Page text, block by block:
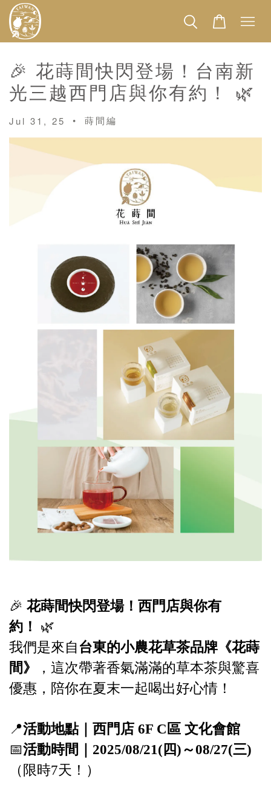
🎉 花蒔間快閃登場！台南新
光三越西門店與你有約！ 🌿
Jul 31, 25 • 蒔間編
🎉 花蒔間快閃登場！西門店與你有
約！
🌿
我們是來自 台東的小農花草茶品牌《花蒔
間》
，這次帶著香氣滿滿的草本茶與驚喜
優惠，陪你在夏末一起喝出好心情！
📍活動地點｜西門店 6F C區 文化會館
📅活動時間｜2025/08/21(四)～08/27(三)
（限時7天！）